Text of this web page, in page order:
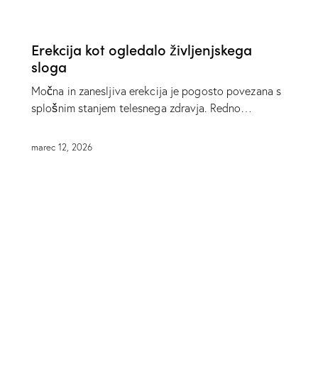
Erekcija kot ogledalo življenjskega
sloga
Močna in zanesljiva erekcija je pogosto povezana s
splošnim stanjem telesnega zdravja. Redno…
marec 12, 2026